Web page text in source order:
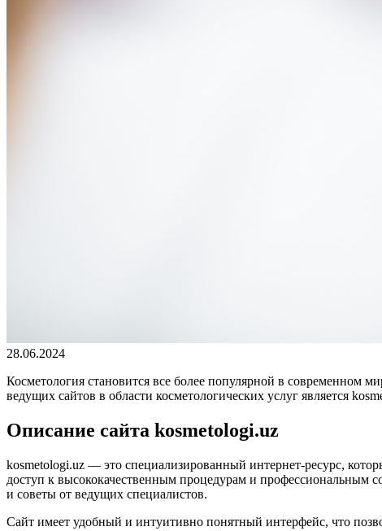
28.06.2024
Косметология становится все более популярной в современном
ведущих сайтов в области косметологических услуг является
Описание сайта kosmetologi.uz
kosmetologi.uz — это специализированный интернет-ресурс,
доступ к высококачественным процедурам и профессиональным
и советы от ведущих специалистов.
Сайт имеет удобный и интуитивно понятный интерфейс, что